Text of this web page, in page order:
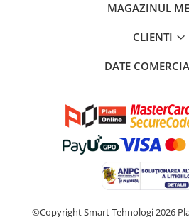
MAGAZINUL
CLIENTI
DATE
©Copyright Smart Tehnologi 2026